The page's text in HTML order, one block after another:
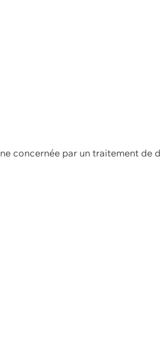
concernée par un traitement de